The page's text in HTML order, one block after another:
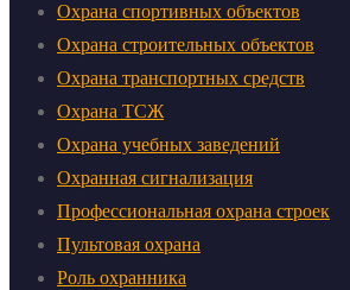
Охрана спортивных объектов
Охрана строительных объектов
Охрана транспортных средств
Охрана ТСЖ
Охрана учебных заведений
Охранная сигнализация
Профессиональная охрана строек
Пультовая охрана
Роль охранника